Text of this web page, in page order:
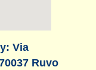
Via
Ruvo